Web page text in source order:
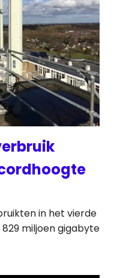
in het vierde
miljoen gigabyte